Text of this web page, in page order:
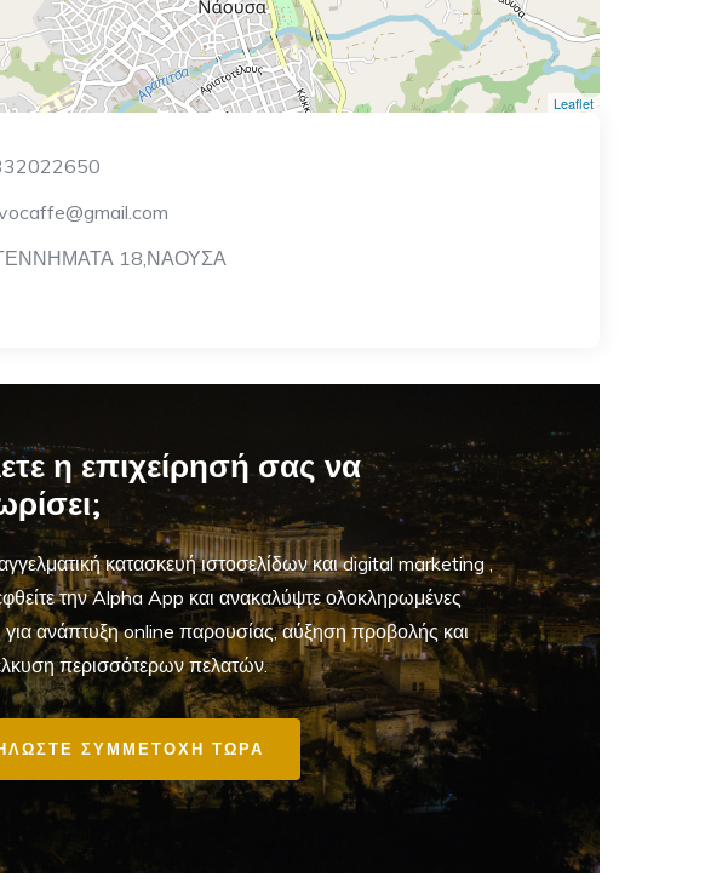
Leaflet
18,ΝΑΟΥΣΑ
η επιχείρησή σας να
κατασκευή ιστοσελίδων και digital marketing,
την Alpha App και ανακαλύψτε ολοκληρωμένες
για ανάπτυξη online παρουσίας, αύξηση προβολής και
περισσότερων πελατών.
ΣΥΜΜΕΤΟΧΗ ΤΩΡΑ